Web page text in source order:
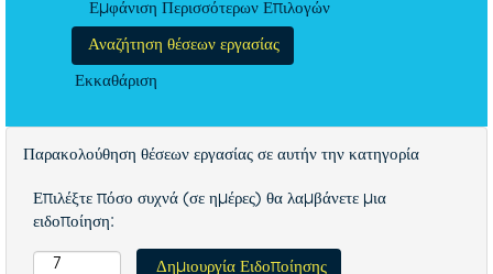
Εμφάνιση Περισσότερων Επιλογών
Εκκαθάριση
Παρακολούθηση θέσεων εργασίας σε αυτήν την κατηγορία
Επιλέξτε πόσο συχνά (σε ημέρες) θα λαμβάνετε μια
ειδοποίηση: